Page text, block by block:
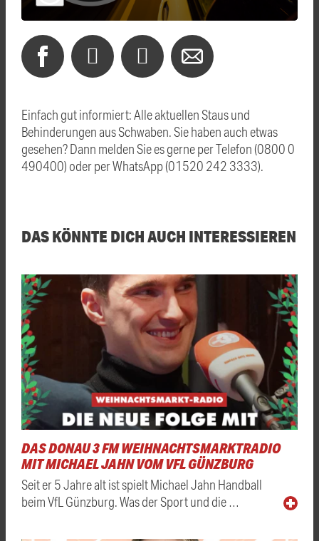
Einfach gut informiert: Alle aktuellen Staus und
Behinderungen aus Schwaben. Sie haben auch etwas
gesehen? Dann melden Sie es gerne per Telefon (0800 0
490400) oder per WhatsApp (01520 242 3333).
DAS KÖNNTE DICH AUCH INTERESSIEREN
DAS DONAU 3 FM WEIHNACHTSMARKTRADIO
MIT MICHAEL JAHN VOM VFL GÜNZBURG
Seit er 5 Jahre alt ist spielt Michael Jahn Handball
beim VfL Günzburg. Was der Sport und die …